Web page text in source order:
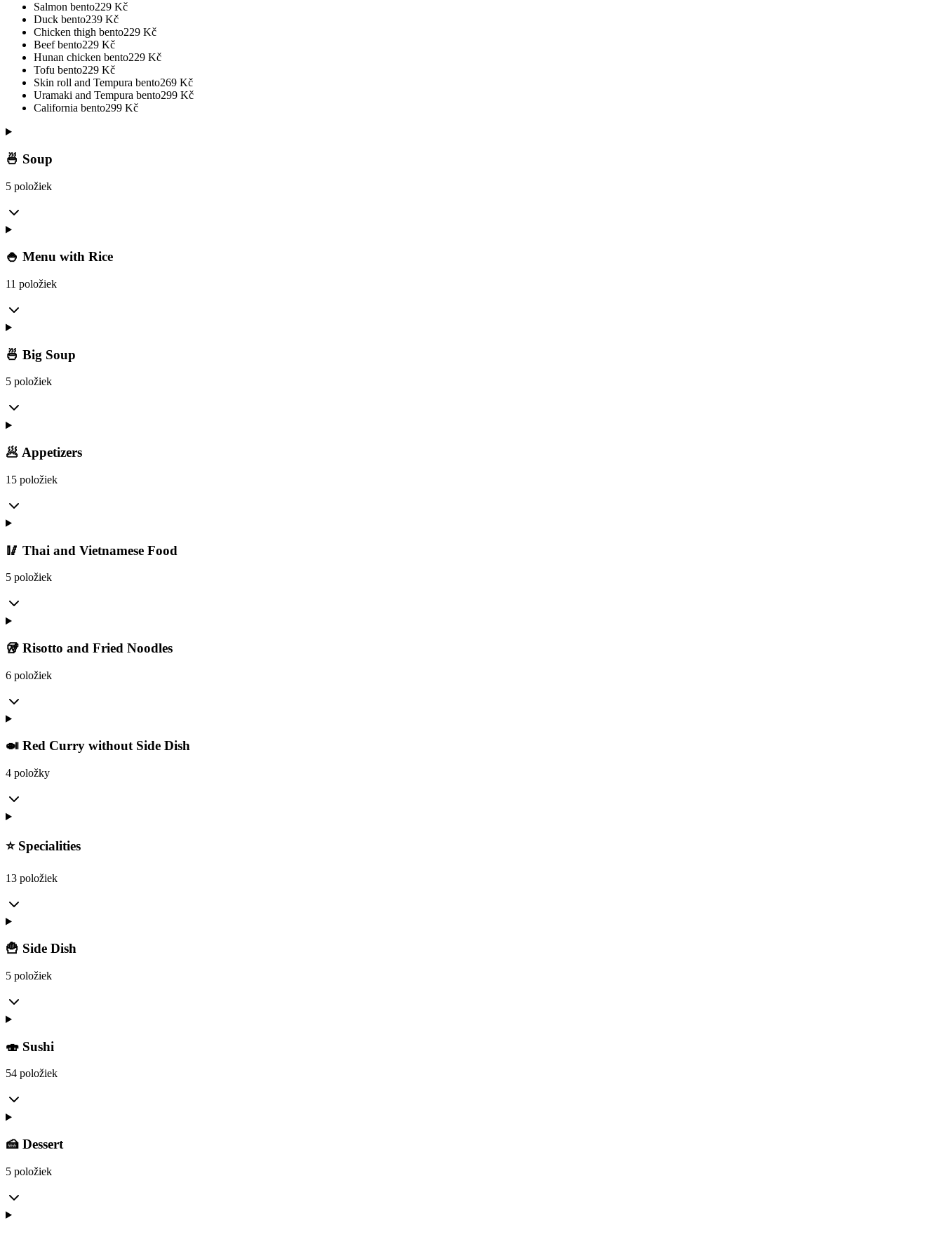
Salmon bento229 Kč
Duck bento239 Kč
Chicken thigh bento229 Kč
Beef bento229 Kč
Hunan chicken bento229 Kč
Tofu bento229 Kč
Skin roll and Tempura bento269 Kč
Uramaki and Tempura bento299 Kč
California bento299 Kč
🍜 Soup
5 položiek
🍚 Menu with Rice
11 položiek
🍜 Big Soup
5 položiek
🥟 Appetizers
15 položiek
🥢 Thai and Vietnamese Food
5 položiek
🥡 Risotto and Fried Noodles
6 položiek
🍛 Red Curry without Side Dish
4 položky
⭐️ Specialities
13 položiek
🍟 Side Dish
5 položiek
🍣 Sushi
54 položiek
🍰 Dessert
5 položiek